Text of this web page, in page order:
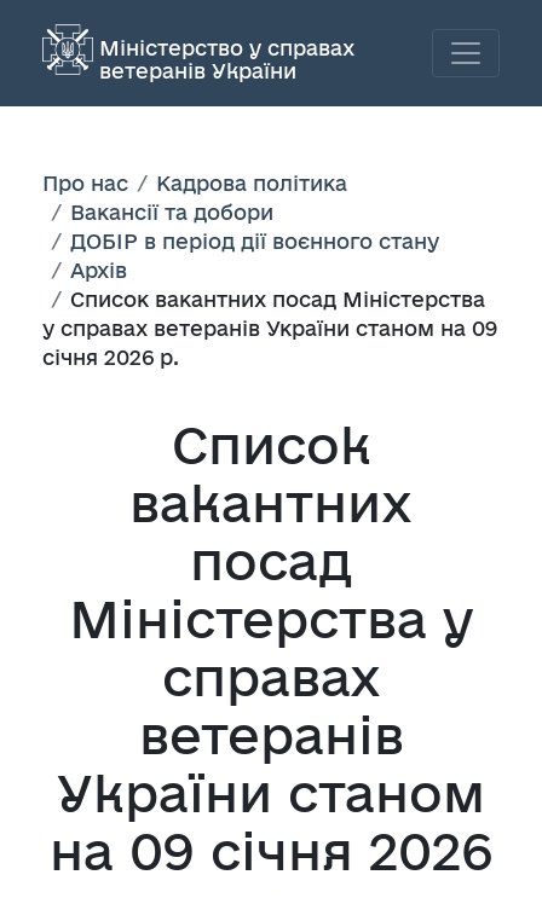
Міністерство у справах
ветеранів України
Про нас
Кадрова політика
Вакансії та добори
ДОБІР в період дії воєнного стану
Архів
Список вакантних посад Міністерства
у справах ветеранів України станом на 09
січня 2026 р.
Список
вакантних
посад
Міністерства у
справах
ветеранів
України станом
на 09 січня 2026